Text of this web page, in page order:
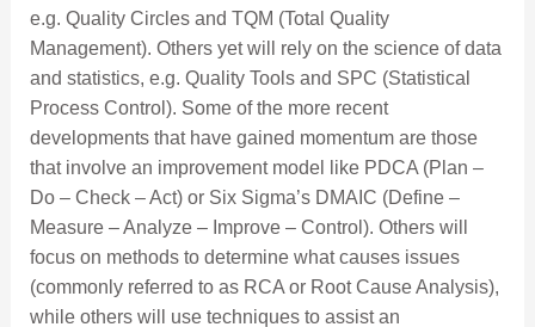
e.g. Quality Circles and TQM (Total Quality
Management). Others yet will rely on the science of data
and statistics, e.g. Quality Tools and SPC (Statistical
Process Control). Some of the more recent
developments that have gained momentum are those
that involve an improvement model like PDCA (Plan –
Do – Check – Act) or Six Sigma’s DMAIC (Define –
Measure – Analyze – Improve – Control). Others will
focus on methods to determine what causes issues
(commonly referred to as RCA or Root Cause Analysis),
while others will use techniques to assist an